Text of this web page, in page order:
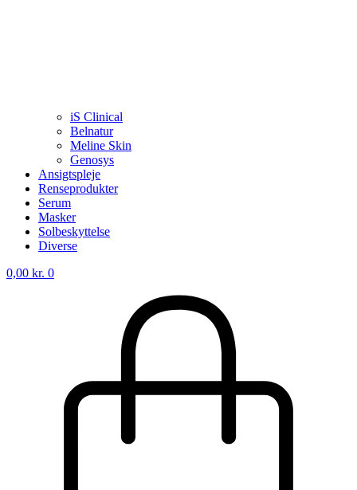
iS Clinical
Belnatur
Meline Skin
Genosys
Ansigtspleje
Renseprodukter
Serum
Masker
Solbeskyttelse
Diverse
0,00 kr. 0